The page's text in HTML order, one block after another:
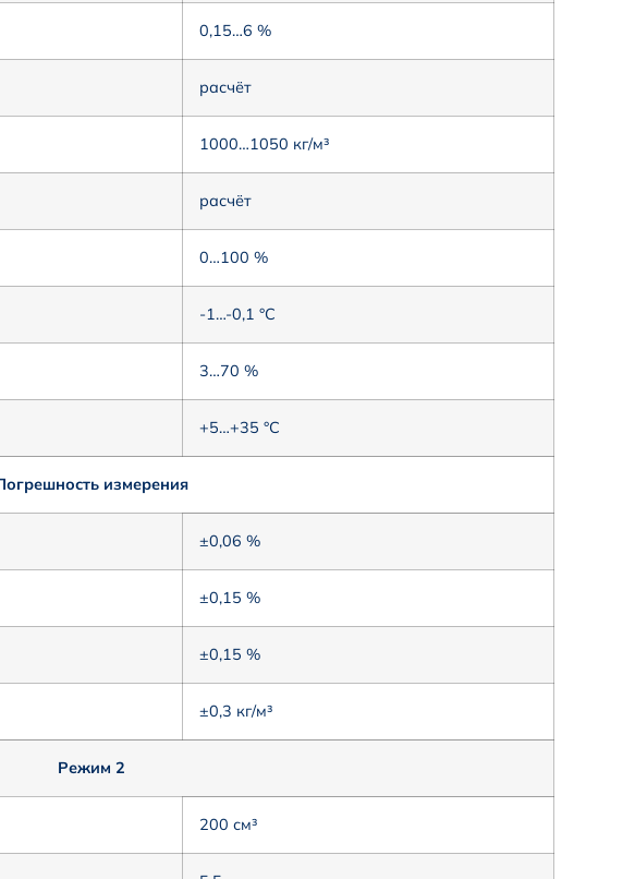
0,15…6 %
расчёт
1000…1050 кг/м³
расчёт
0…100 %
-1…-0,1 °С
3…70 %
+5…+35 °С
измерения
±0,06 %
±0,15 %
±0,15 %
±0,3 кг/м³
Режим 2
200 см³